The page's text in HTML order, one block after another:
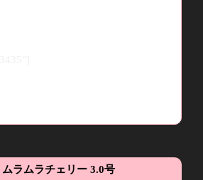
ムラムラチェリー 3.0号